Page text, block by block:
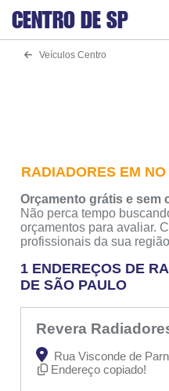
CENTRO DE SP
Veículos Centro
RADIADORES EM
Orçamento grátis e sem
Não perca tempo
orçamentos para avaliar.
profissionais da sua
1 ENDEREÇOS DE
DE SÃO PAULO
Revera
Rua Visconde de
Endereço copiado!